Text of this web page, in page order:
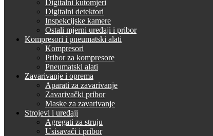
Digitalni kutomjeri
Digitalni detektori
Inspekcijske kamere
Ostali mjerni uređaji i pribor
Kompresori i pneumatski alati
Kompresori
Pribor za kompresore
Pneumatski alati
Zavarivanje i oprema
Aparati za zavarivanje
Zavarivački pribor
Maske za zavarivanje
Strojevi i uređaji
Agregati za struju
Usisavači i pribor